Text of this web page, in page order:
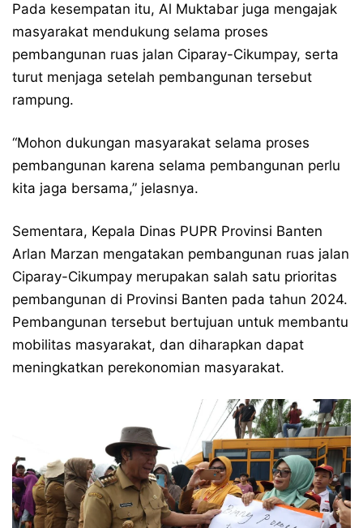
Pada kesempatan itu, Al Muktabar juga mengajak
masyarakat mendukung selama proses
pembangunan ruas jalan Ciparay-Cikumpay, serta
turut menjaga setelah pembangunan tersebut
rampung.
“Mohon dukungan masyarakat selama proses
pembangunan karena selama pembangunan perlu
kita jaga bersama,” jelasnya.
Sementara, Kepala Dinas PUPR Provinsi Banten
Arlan Marzan mengatakan pembangunan ruas jalan
Ciparay-Cikumpay merupakan salah satu prioritas
pembangunan di Provinsi Banten pada tahun 2024.
Pembangunan tersebut bertujuan untuk membantu
mobilitas masyarakat, dan diharapkan dapat
meningkatkan perekonomian masyarakat.